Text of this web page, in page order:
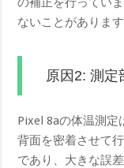
ないことがあります
原因2: 測定
Pixel 8aの体温測定
背面を密着させて
であり、大きな誤